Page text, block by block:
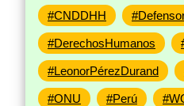
#CNDDHH
#DerechosHumanos
#LeonorPérezDurand
#ONU #Perú